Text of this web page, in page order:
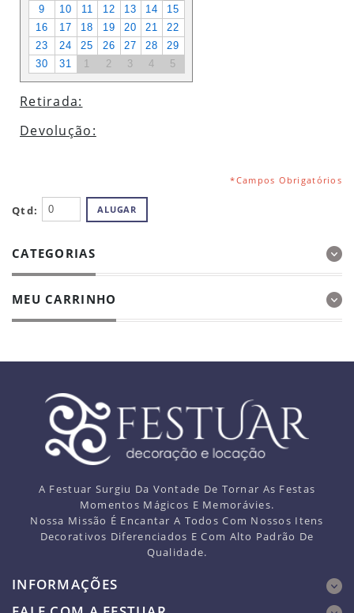
9
10 11 12 13 14
15
16
17 18 19 20 21
22
23
24 25 26 27 28
29
30
31 1 2 3 4 5
Retirada:
Devolução:
*Campos Obrigatórios
Qtd: ALUGAR
CATEGORIAS
MEU CARRINHO
A Festuar Surgiu Da Vontade De Tornar As Festas
Momentos Mágicos E Memorávies.
Nossa Missão É Encantar A Todos Com Nossos Itens
Decorativos Diferenciados E Com Alto Padrão De
Qualidade.
INFORMAÇÕES